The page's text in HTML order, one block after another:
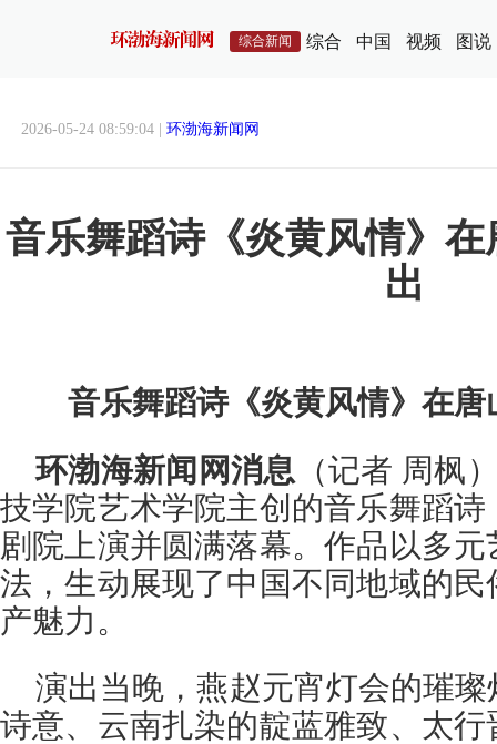
综合新闻 综合 中国 视频 图说
2026-05-24 08:59:04 | 环渤海新闻网
音乐舞蹈诗《炎黄风情》
出
音乐舞蹈诗《炎黄风情》在
环渤海新闻网消息 （记者 周枫
技学院艺术学院主创的音乐舞蹈
剧院上演并圆满落幕。作品以多
法，生动展现了中国不同地域的
产魅力。
演出当晚，燕赵元宵灯会的璀
诗意、云南扎染的靛蓝雅致、太